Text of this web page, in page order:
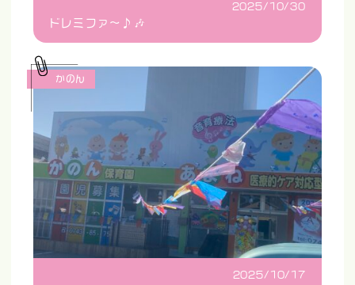
2025/10/30
ドレミファ〜♪🎶
2025/10/17
かのん